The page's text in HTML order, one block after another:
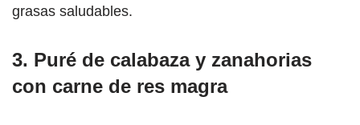
grasas saludables.
3. Puré de calabaza y zanahorias
con carne de res magra